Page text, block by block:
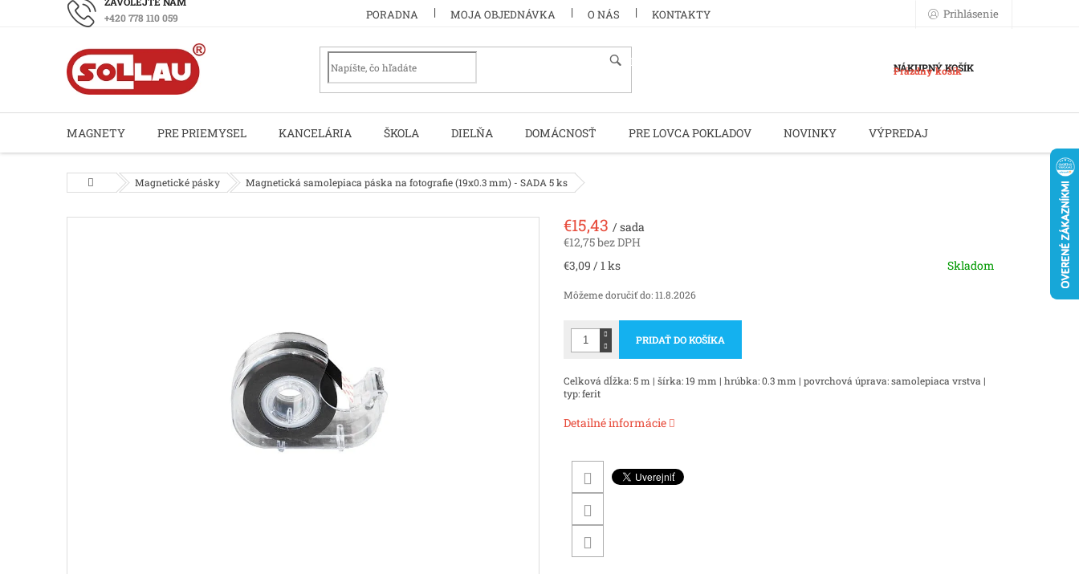
+420 778 110 059 PORADNA MOJA OBJEDNÁVKA O NÁS KONTAKTY Prihlásenie
HĽADAŤ NÁKUPNÝ KOŠÍK
Prázdny košík
MAGNETY PRE PRIEMYSEL KANCELÁRIA ŠKOLA DIELŇA DOMÁCNOSŤ PRE LOVCA POKLADOV NOVINKY VÝPREDAJ
DomovMagnetické pásky Magnetická samolepiaca páska na fotografie (19x0.3 mm) - SADA 5 ks
€15,43 / sada
€12,75 bez DPH
Jednotková
€3,09 / 1 ks Skladom
Môžeme doručiť do:11.8.2026
PRIDAŤ DO KOŠÍKA
Celková dĺžka: 5 m | šírka: 19 mm | hrúbka: 0.3 mm | povrchová úprava: samolepiaca vrstva |
typ: ferit
Detailné informácie